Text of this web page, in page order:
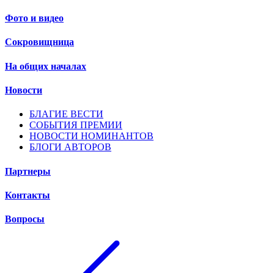
Фото и видео
Сокровищница
На общих началах
Новости
БЛАГИЕ ВЕСТИ
СОБЫТИЯ ПРЕМИИ
НОВОСТИ НОМИНАНТОВ
БЛОГИ АВТОРОВ
Партнеры
Контакты
Вопросы